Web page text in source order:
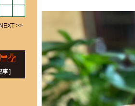
NEXT >>
］